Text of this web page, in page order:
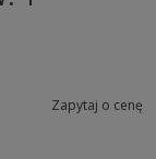
Zapytaj o cenę